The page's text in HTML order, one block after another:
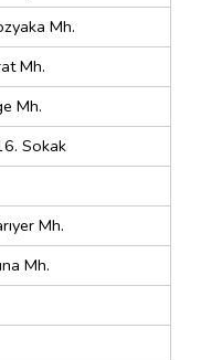
Mh.
Mh.
Mh.
Sokak
Mh.
Mh.